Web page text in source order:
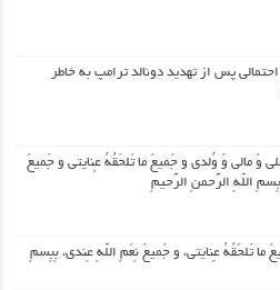
پس از تهدید دونالد ترامپ به خاطر
وَ مالی وَ وُلدی و جَمیعَ ما تَلحَقُهُ عِنایتی و جَمیعَ
اللّهِ الرَّحمنِ الرَّحیمِ
ما تَلحَقُهُ عِنایتی، و جَمیعَ نِعَمِ اللّهِ عِندی، بِبِسمِ